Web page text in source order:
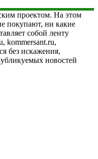
проектом. На этом
покупают, ни какие
собой ленту
kommersant.ru,
без искажения,
новостей